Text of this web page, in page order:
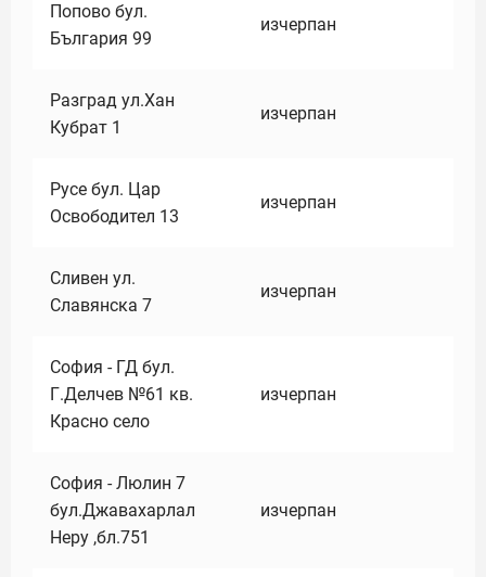
Попово бул.
България 99
изчерпан
Разград ул.Хан
Кубрат 1
изчерпан
Русе бул. Цар
Освободител 13
изчерпан
Сливен ул.
Славянска 7
изчерпан
София - ГД бул.
Г.Делчев №61 кв.
Красно село
изчерпан
София - Люлин 7
бул.Джавахарлал
Неру ,бл.751
изчерпан